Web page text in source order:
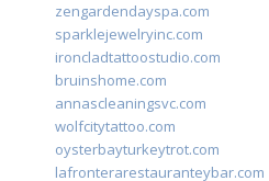
zengardendayspa.com
sparklejewelryinc.com
ironcladtattoostudio.com
bruinshome.com
annascleaningsvc.com
wolfcitytattoo.com
oysterbayturkeytrot.com
lafronterarestauranteybar.com